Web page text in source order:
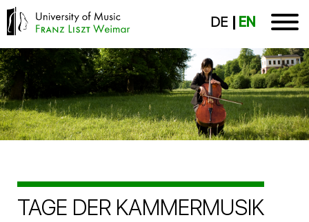
DE EN
TAGE DER KAMMERMUSIK